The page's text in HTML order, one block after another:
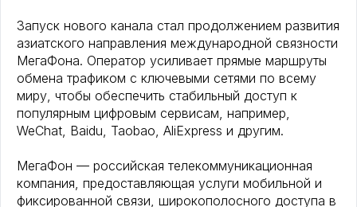
Запуск нового канала стал продолжением развития
азиатского направления международной связности
МегаФона. Оператор усиливает прямые маршруты
обмена трафиком с ключевыми сетями по всему
миру, чтобы обеспечить стабильный доступ к
популярным цифровым сервисам, например,
WeChat, Baidu, Taobao, AliExpress и другим.
МегаФон — российская телекоммуникационная
компания, предоставляющая услуги мобильной и
фиксированной связи, широкополосного доступа в